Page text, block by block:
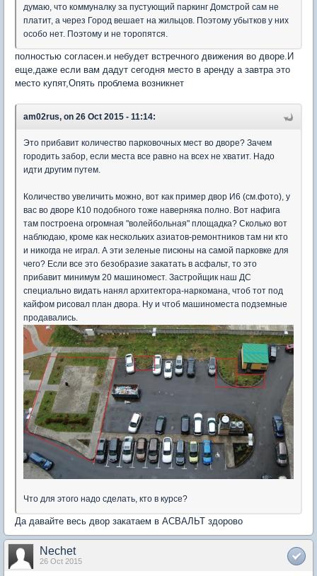
думаю, что коммуналку за пустующий паркинг Домстрой сам не
платит, а через Город вешает на жильцов. Поэтому убытков у них
особо нет. Поэтому и не торопятся.
полностью согласен.и небудет встречного движения во дворе.И
еще,даже если вам дадут сегодня место в аренду а завтра это
место купят,Опять проблема возникнет
am02rus, on 26 Oct 2015 - 11:14:
Это прибавит количество парковочных мест во дворе? Зачем
городить забор, если места все равно на всех не хватит. Надо
идти другим путем.
Количество увеличить можно, вот как пример двор И6 (см.фото), у
вас во дворе К10 подобного тоже наверняка полно. Вот нафига
там построена огромная "волейбольная" площадка? Сколько вот
наблюдаю, кроме как нескольких азиатов-ремонтников там ни кто
и никогда не играл. А эти зеленые писюны на самой парковке для
чего? Если все это безобразие закатать в асфальт, то это
прибавит минимум 20 машиномест. Застройщик наш ДС
специально видать нанял архитектора-наркомана, чтоб тот под
кайфом рисовал план двора. Ну и чтоб машиноместа подземные
продавались.
Что для этого надо сделать, кто в курсе?
Да давайте весь двор закатаем в АСВАЛЬТ здорово
Nechet
26 Oct 2015